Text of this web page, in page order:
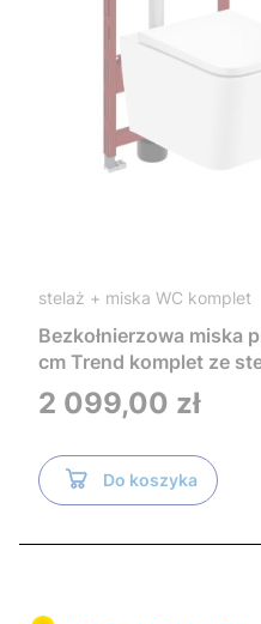
stelaż + miska WC komplet
Bezkołnierzowa miska
cm Trend komplet ze
Tece i czarnym
TR2216+Tece
Cena
2 099,00 zł
Do koszyka